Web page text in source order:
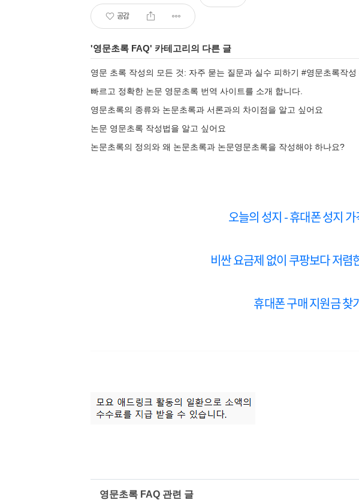
공감
'영문초록 FAQ' 카테고리의 다른 글
영문 초록 작성의 모든 것: 자주 묻는 질문과 실수 피하기 #영문초록작
빠르고 정확한 논문 영문초록 번역 사이트를 소개 합니다.
영문초록의 종류와 논문초록과 서론과의 차이점을 알고 싶어요
논문 영문초록 작성법을 알고 싶어요
논문초록의 정의와 왜 논문초록과 논문영문초록을 작성해야 하나요?
오늘의 성지 - 휴대폰 성지
비싼 요금제 없이 쿠팡보다 저렴
휴대폰 구매 지원금 찾
영문초록 FAQ 관련 글